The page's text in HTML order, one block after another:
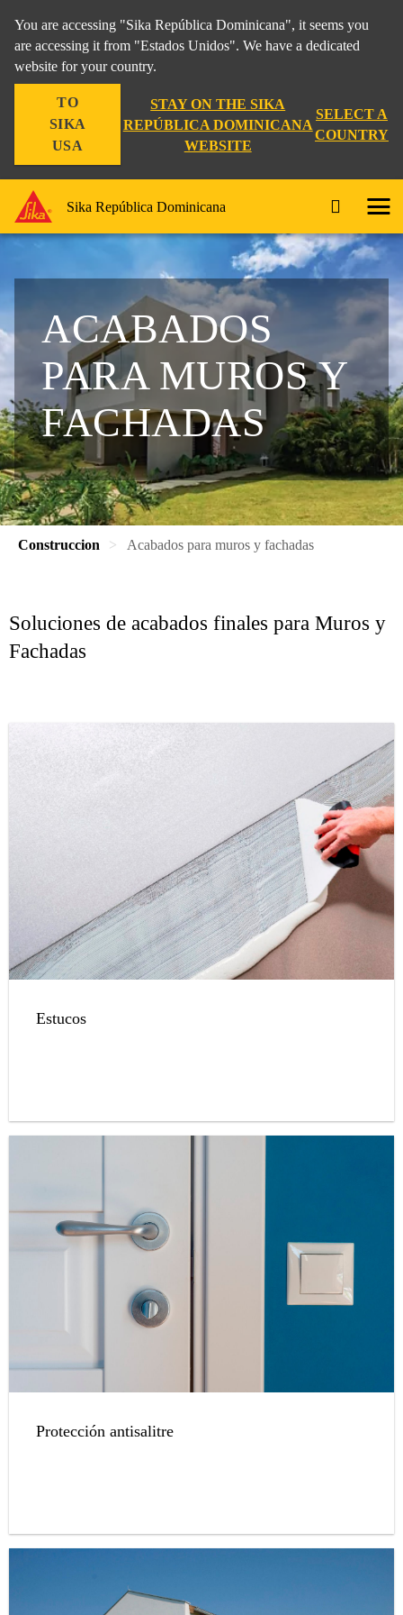
You are accessing "Sika República Dominicana", it seems you
are accessing it from "Estados Unidos". We have a dedicated
website for your country.
TO
SIKA
USA
STAY ON THE SIKA
REPÚBLICA DOMINICANA
WEBSITE
SELECT A
COUNTRY
Sika República Dominicana
ACABADOS
PARA MUROS Y
FACHADAS
Construccion Acabados para muros y fachadas
Soluciones de acabados finales para Muros y
Fachadas
Estucos
Protección antisalitre